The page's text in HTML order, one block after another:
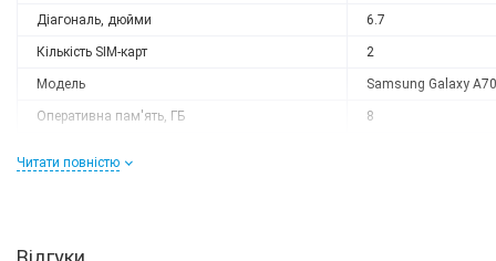
Діагональ, дюйми 6.7
Кількість SIM-карт 2
Модель Samsung Galaxy A70
Оперативна пам'ять, ГБ 8
Читати повністю